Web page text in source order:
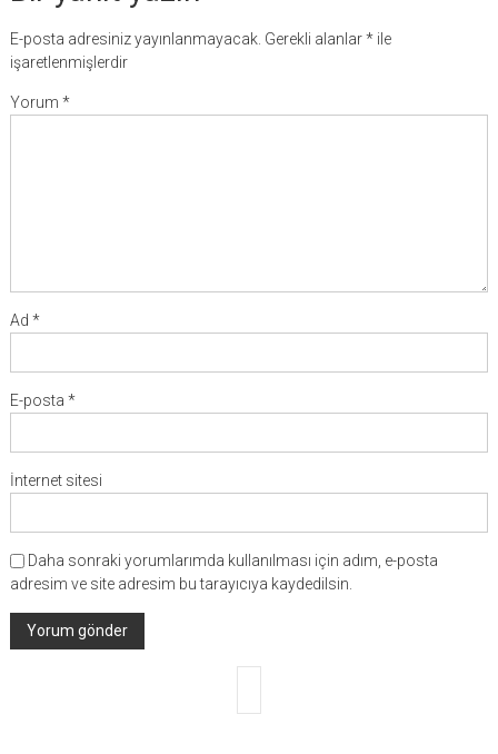
E-posta adresiniz yayınlanmayacak. Gerekli alanlar*ile
işaretlenmişlerdir
Yorum *
Ad *
E-posta *
İnternet sitesi
Daha sonraki yorumlarımda kullanılması için adım, e-posta
adresim ve site adresim bu tarayıcıya kaydedilsin.